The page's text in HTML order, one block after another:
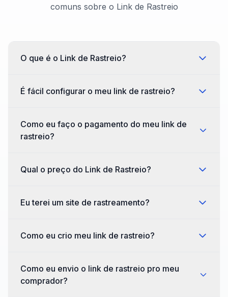
comuns sobre o Link de Rastreio
O que é o Link de Rastreio?
É fácil configurar o meu link de rastreio?
Como eu faço o pagamento do meu link de
rastreio?
Qual o preço do Link de Rastreio?
Eu terei um site de rastreamento?
Como eu crio meu link de rastreio?
Como eu envio o link de rastreio pro meu
comprador?